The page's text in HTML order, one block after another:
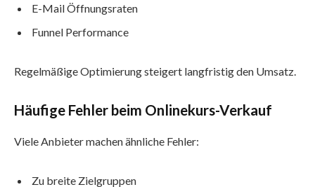
E-Mail Öffnungsraten
Funnel Performance
Regelmäßige Optimierung steigert langfristig den Umsatz.
Häufige Fehler beim Onlinekurs-Verkauf
Viele Anbieter machen ähnliche Fehler:
Zu breite Zielgruppen